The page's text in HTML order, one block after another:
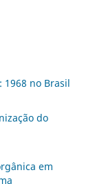
no Brasil
do
em